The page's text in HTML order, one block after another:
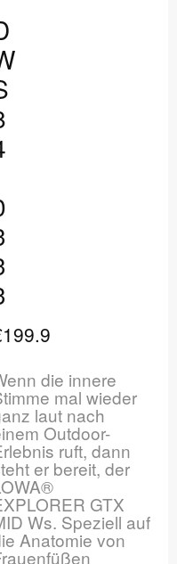
die innere
mal wieder
laut nach
Outdoor-
ruft, dann
er bereit, der
GTX
Ws. Speziell auf
Anatomie von